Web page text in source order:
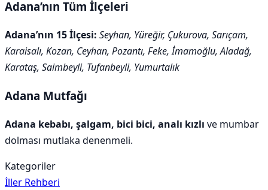
Adana’nın Tüm İlçeleri
Adana’nın 15 İlçesi: Seyhan, Yüreğir, Çukurova, Sarıçam,
Karaisalı, Kozan, Ceyhan, Pozantı, Feke, İmamoğlu, Aladağ,
Karataş, Saimbeyli, Tufanbeyli, Yumurtalık
Adana Mutfağı
Adana kebabı, şalgam, bici bici, analı kızlı ve mumbar
dolması mutlaka denenmeli.
Kategoriler
İller Rehberi